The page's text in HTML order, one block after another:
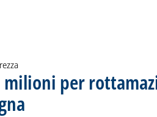
milioni per
. Pubblicata martedì 31 agosto 2021 alle